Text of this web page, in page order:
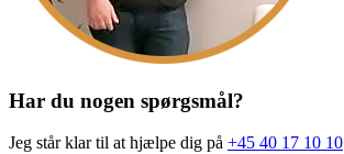
Har du nogen spørgsmål?
Jeg står klar til at hjælpe dig på +45 40 17 10 10